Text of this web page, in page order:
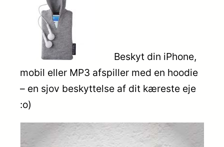
Beskyt din iPhone,
mobil eller MP3 afspiller med en hoodie
– en sjov beskyttelse af dit kæreste eje
:o)